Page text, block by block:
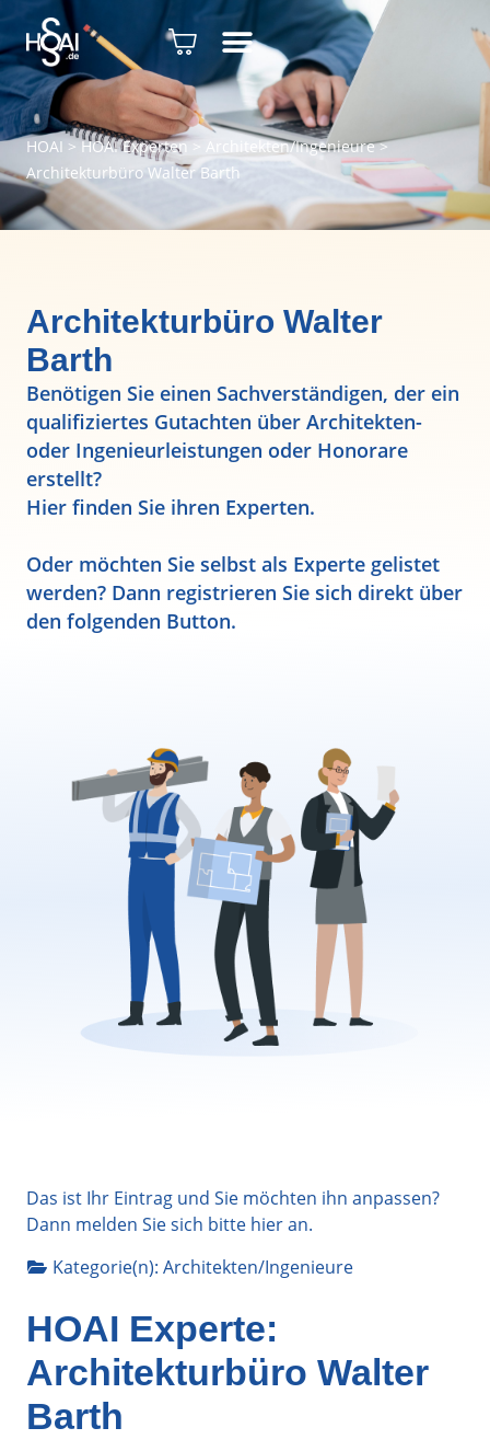
HOAI > HOAI Experten> Architekten/Ingenieure>
Architekturbüro Walter Barth
Architekturbüro Walter
Barth
Benötigen Sie einen Sachverständigen, der ein
qualifiziertes Gutachten über Architekten-
oder Ingenieurleistungen oder Honorare
erstellt?
Hier finden Sie ihren Experten.
Oder möchten Sie selbst als Experte gelistet
werden? Dann registrieren Sie sich direkt über
den folgenden Button.
Das ist Ihr Eintrag und Sie möchten ihn anpassen?
Dann melden Sie sich bitte hieran.
Kategorie(n): Architekten/Ingenieure
HOAI Experte:
Architekturbüro Walter
Barth